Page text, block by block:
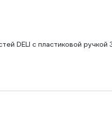
DELI с пластиковой